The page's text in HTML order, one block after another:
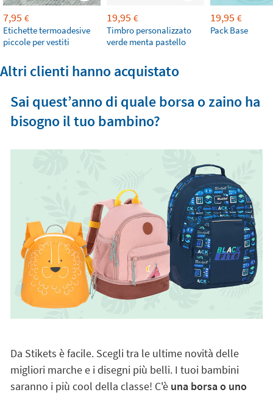
7,95 €
Etichette termoadesive
piccole per vestiti
19,95 €
Timbro personalizzato
verde menta pastello
19,95 €
Pack Base
Altri clienti hanno acquistato
Sai quest’anno di quale borsa o zaino ha
bisogno il tuo bambino?
Da Stikets è facile. Scegli tra le ultime novità delle
migliori marche e i disegni più belli. I tuoi bambini
saranno i più cool della classe! C'è una borsa o uno